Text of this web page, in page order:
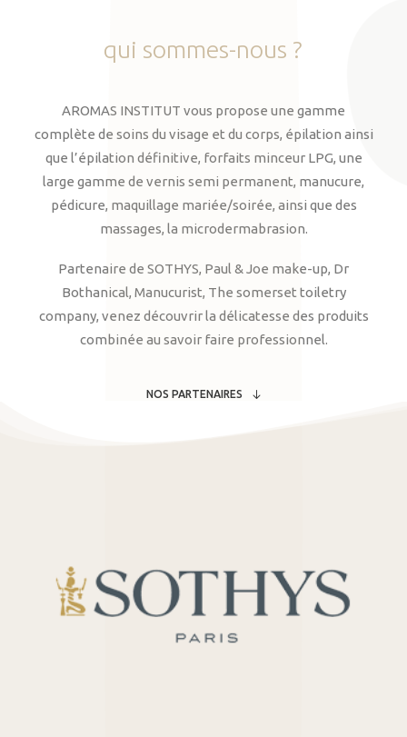
qui sommes-nous ?
AROMAS INSTITUT vous propose une gamme
complète de soins du visage et du corps, épilation ainsi
que l’épilation définitive, forfaits minceur LPG, une
large gamme de vernis semi permanent, manucure,
pédicure, maquillage mariée/soirée, ainsi que des
massages, la microdermabrasion.
Partenaire de SOTHYS, Paul & Joe make-up, Dr
Bothanical, Manucurist, The somerset toiletry
company, venez découvrir la délicatesse des produits
combinée au savoir faire professionnel.
NOS PARTENAIRES